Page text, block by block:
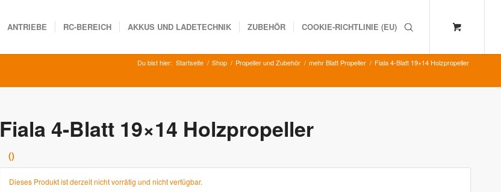
ANTRIEBE RC-BEREICH AKKUS UND LADETECHNIK ZUBEHÖR COOKIE-RICHTLINIE (EU)
Du bist hier: Startseite / Shop / Propeller und Zubehör / mehr Blatt Propeller / Fiala 4-Blatt 19×14 Holzpropeller
Fiala 4-Blatt 19×14 Holzpropeller
Dieses Produkt ist derzeit nicht vorrätig und nicht verfügbar.